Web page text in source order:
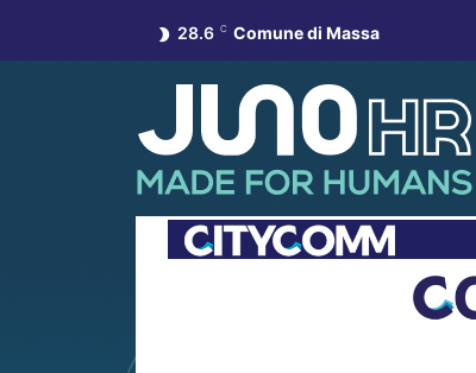
28.6 C Comune di Massa